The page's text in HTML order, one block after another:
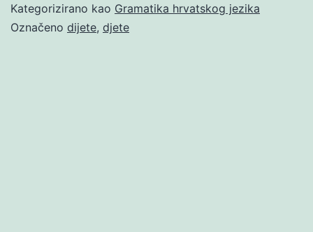
Kategorizirano kao Gramatika hrvatskog jezika
Označeno dijete, djete